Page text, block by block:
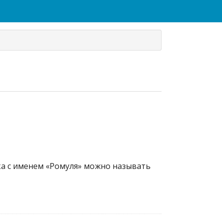
с именем «Ромуля» можно называть